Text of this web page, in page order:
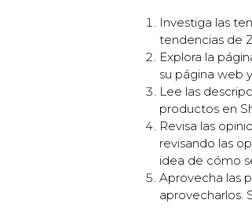
Investiga las
tendencias de
Explora la
su página web
Lee las
productos en
Revisa las
revisando las
idea de cómo
Aprovecha las
aprovecharlos.